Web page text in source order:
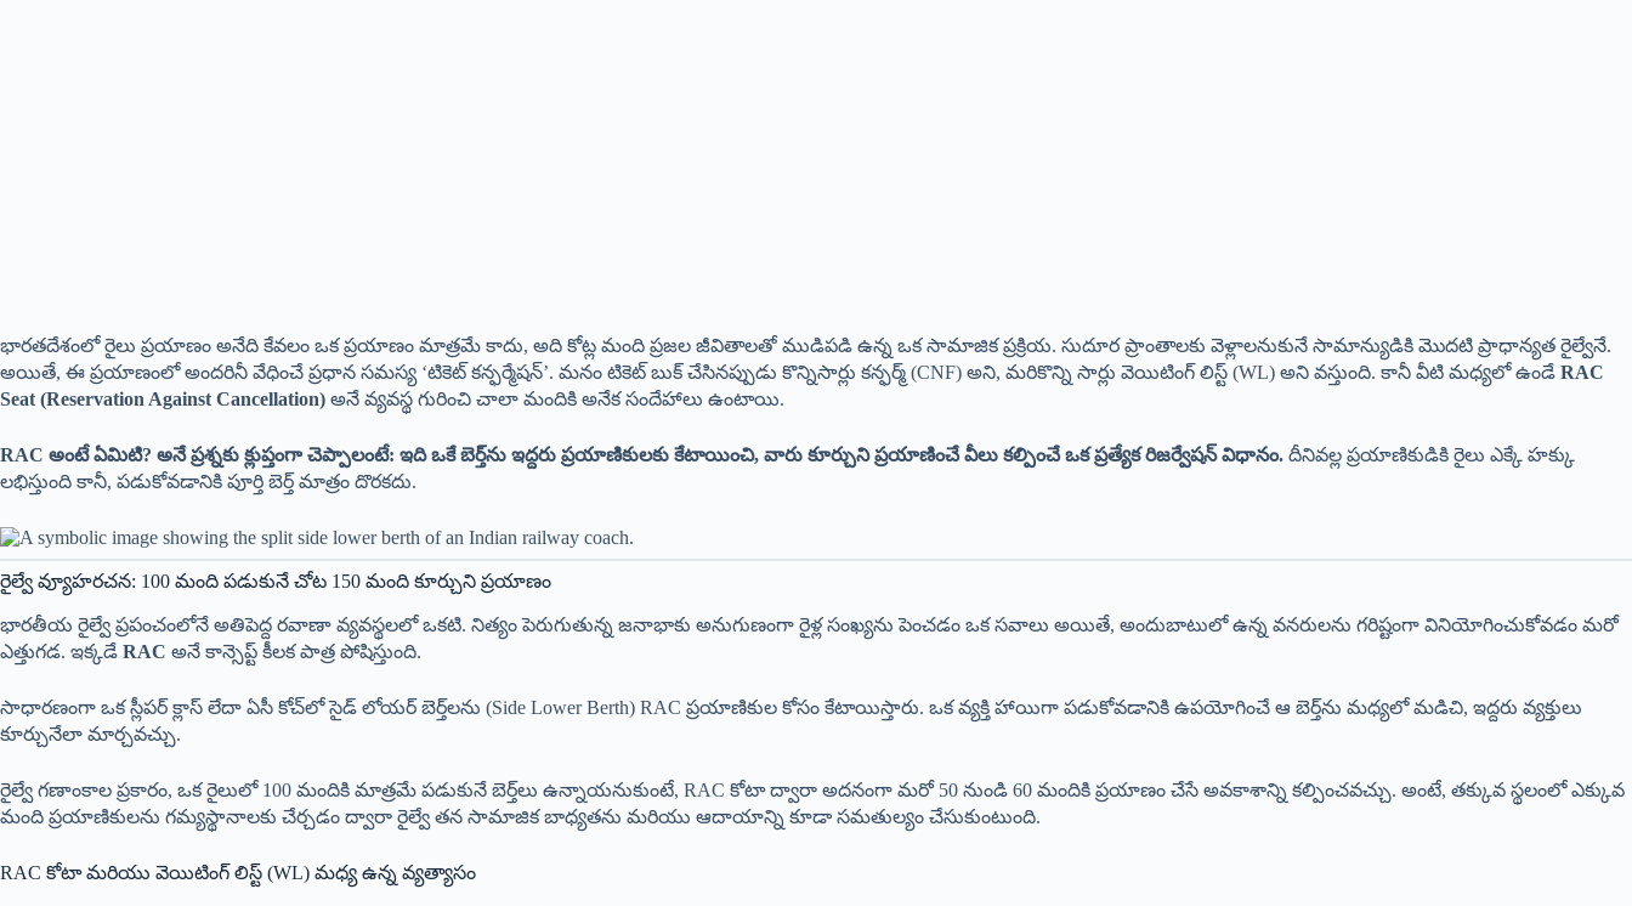
భారతదేశంలో రైలు ప్రయాణం అనేది కేవలం ఒక ప్రయాణం మాత్రమే కాదు, అది కోట్ల మంది ప్రజల జీవితాలతో ముడిపడి ఉన్న ఒక సామాజిక ప్రక్రియ. సుదూర ప్రాంతాలకు వెళ్లాలనుకునే సామాన్యుడికి మొదటి ప్రాధాన్యత రైల్వేనే.
అయితే, ఈ ప్రయాణంలో అందరినీ వేధించే ప్రధాన సమస్య ‘టికెట్ కన్ఫర్మేషన్’. మనం టికెట్ బుక్ చేసినప్పుడు కొన్నిసార్లు కన్ఫర్మ్ (CNF) అని, మరికొన్ని సార్లు వెయిటింగ్ లిస్ట్ (WL) అని వస్తుంది. కానీ వీటి మధ్యలో ఉండే RAC
Seat (Reservation Against Cancellation) అనే వ్యవస్థ గురించి చాలా మందికి అనేక సందేహాలు ఉంటాయి.
RAC అంటే ఏమిటి? అనే ప్రశ్నకు క్లుప్తంగా చెప్పాలంటే: ఇది ఒకే బెర్త్‌ను ఇద్దరు ప్రయాణికులకు కేటాయించి, వారు కూర్చుని ప్రయాణించే వీలు కల్పించే ఒక ప్రత్యేక రిజర్వేషన్ విధానం. దీనివల్ల ప్రయాణికుడికి రైలు ఎక్కే హక్కు
లభిస్తుంది కానీ, పడుకోవడానికి పూర్తి బెర్త్ మాత్రం దొరకదు.
రైల్వే వ్యూహరచన: 100 మంది పడుకునే చోట 150 మంది కూర్చుని ప్రయాణం
భారతీయ రైల్వే ప్రపంచంలోనే అతిపెద్ద రవాణా వ్యవస్థలలో ఒకటి. నిత్యం పెరుగుతున్న జనాభాకు అనుగుణంగా రైళ్ల సంఖ్యను పెంచడం ఒక సవాలు అయితే, అందుబాటులో ఉన్న వనరులను గరిష్టంగా వినియోగించుకోవడం మరో
ఎత్తుగడ. ఇక్కడే RAC అనే కాన్సెప్ట్ కీలక పాత్ర పోషిస్తుంది.
సాధారణంగా ఒక స్లీపర్ క్లాస్ లేదా ఏసీ కోచ్‌లో సైడ్ లోయర్ బెర్త్‌లను (Side Lower Berth) RAC ప్రయాణికుల కోసం కేటాయిస్తారు. ఒక వ్యక్తి హాయిగా పడుకోవడానికి ఉపయోగించే ఆ బెర్త్‌ను మధ్యలో మడిచి, ఇద్దరు వ్యక్తులు
కూర్చునేలా మార్చవచ్చు.
రైల్వే గణాంకాల ప్రకారం, ఒక రైలులో 100 మందికి మాత్రమే పడుకునే బెర్త్‌లు ఉన్నాయనుకుంటే, RAC కోటా ద్వారా అదనంగా మరో 50 నుండి 60 మందికి ప్రయాణం చేసే అవకాశాన్ని కల్పించవచ్చు. అంటే, తక్కువ స్థలంలో ఎక్కువ
మంది ప్రయాణికులను గమ్యస్థానాలకు చేర్చడం ద్వారా రైల్వే తన సామాజిక బాధ్యతను మరియు ఆదాయాన్ని కూడా సమతుల్యం చేసుకుంటుంది.
RAC కోటా మరియు వెయిటింగ్ లిస్ట్ (WL) మధ్య ఉన్న వ్యత్యాసం